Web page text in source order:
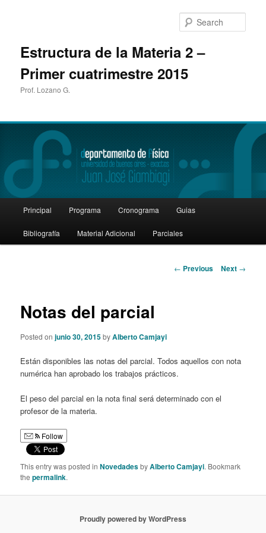
Estructura de la Materia 2 –
Primer cuatrimestre 2015
Prof. Lozano G.
Skip
to
Principal Programa Cronograma Guias
Bibliografía Material Adicional Parciales
Post
← Previous Next →
Notas del parcial
Posted onjunio 30, 2015byAlberto Camjayi
Están disponibles las notas del parcial. Todos aquellos con nota
numérica han aprobado los trabajos prácticos.
El peso del parcial en la nota final será determinado con el
profesor de la materia.
Follow
This entry was posted inNovedadesbyAlberto Camjayi. Bookmark
thepermalink.
Proudly powered by WordPress